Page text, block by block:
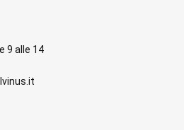
9 alle 14